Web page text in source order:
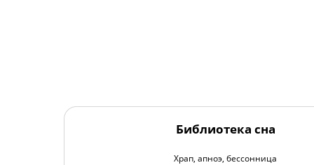
Библиотека сна
Храп, апноэ, бессонница